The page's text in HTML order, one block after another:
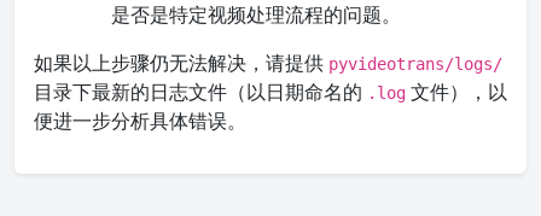
是否是特定视频处理流程的问题。
如果以上步骤仍无法解决，请提供 pyvideotrans/logs/
目录下最新的日志文件（以日期命名的 .log 文件），以
便进一步分析具体错误。